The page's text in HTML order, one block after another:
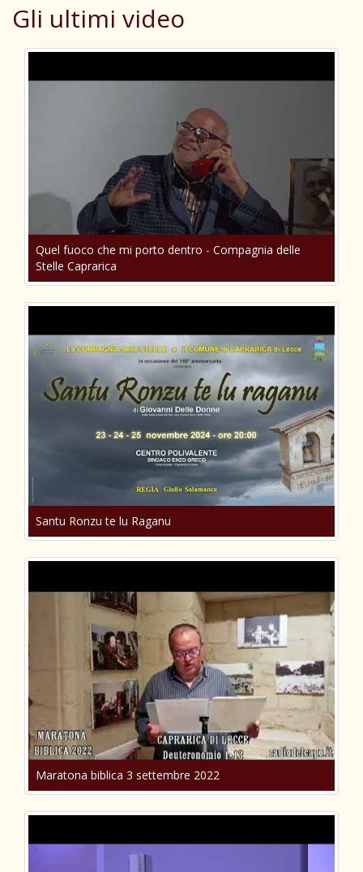
Gli ultimi video
Quel fuoco che mi porto dentro - Compagnia delle
Stelle Caprarica
Santu Ronzu te lu Raganu
Maratona biblica 3 settembre 2022